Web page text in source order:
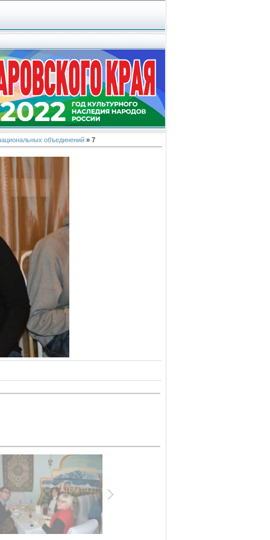
объединений » 7